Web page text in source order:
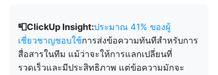
📮ClickUp Insight:ประมาณ 41% ของผู้
เชี่ยวชาญชอบใช้การส่งข้อความทันทีสำหรับการ
สื่อสารในทีม แม้ว่าจะให้การแลกเปลี่ยนที่
รวดเร็วและมีประสิทธิภาพ แต่ข้อความมักจะ